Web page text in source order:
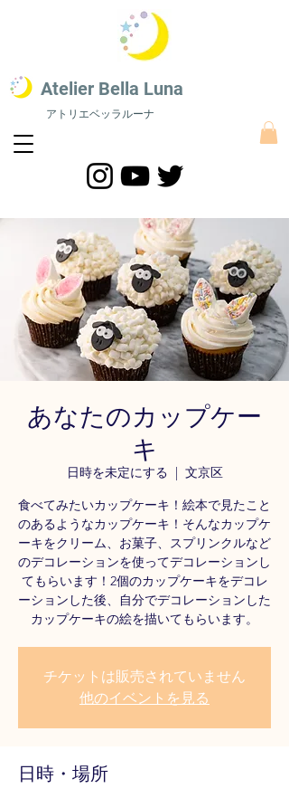
​Atelier Bella Luna
アトリエベッラルーナ
あなたのカップケー
キ
日時を未定にする
  |
文京区
食べてみたいカップケーキ！絵本で見たこと
のあるようなカップケーキ！そんなカップケ
ーキをクリーム、お菓子、スプリンクルなど
のデコレーションを使ってデコレーションし
てもらいます！2個のカップケーキをデコレ
ーションした後、自分でデコレーションした
カップケーキの絵を描いてもらいます。
チケットは販売されていません
他のイベントを見る
日時・場所